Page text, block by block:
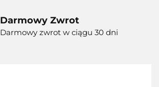
Darmowy Zwrot
Darmowy zwrot w ciągu 30 dni